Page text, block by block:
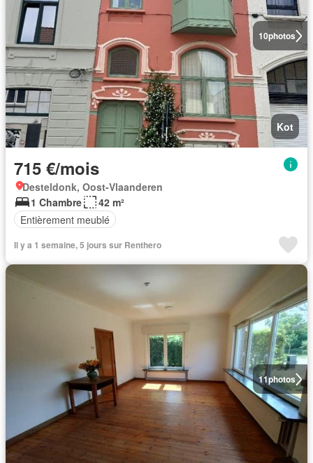
10photos
Kot
715 €/mois
Desteldonk, Oost-Vlaanderen
1 Chambre
42 m²
Entièrement meublé
Il y a 1 semaine, 5 jours sur Renthero
11photos